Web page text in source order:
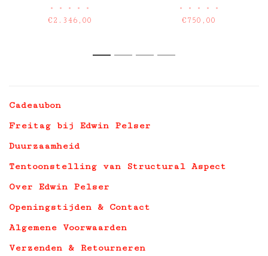
• • • • •
€2.346,00
• • • • •
€750,00
1 2 3 4
Cadeaubon
Freitag bij Edwin Pelser
Duurzaamheid
Tentoonstelling van Structural Aspect
Over Edwin Pelser
Openingstijden & Contact
Algemene Voorwaarden
Verzenden & Retourneren